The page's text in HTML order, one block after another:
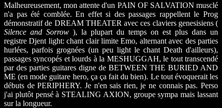
Malheureusement, mon attente d'un PAIN OF SALVATION musclé
n'a pas été comblée. En effet si des passages rappellent le Prog
démonstratif de DREAM THEATER avec ces claviers genesisiens (
Silence and Sorrow ), la plupart du temps on est plus dans un
registre Djent light: chant clair limite Emo, alternant avec des parties
hurlées, parfois grognées (un peu light le chant Death d'ailleurs),
passages syncopés et lourds à la MESHUGGAH, le tout transcendé
par des parties guitares digne de BETWEEN THE BURIED AND
ME (en mode guitare hero, ça ça fait du bien). Le tout évoquerait les
débuts de PERIPHERY. Je n'en sais rien, je ne connais pas. Perso
j'ai plutôt pensé à STEALING AXION, groupe sympa mais lassant
sur la longueur.